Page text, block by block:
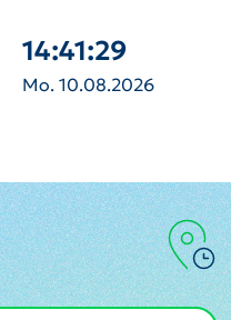
14:41:30
Mo. 10.08.2026